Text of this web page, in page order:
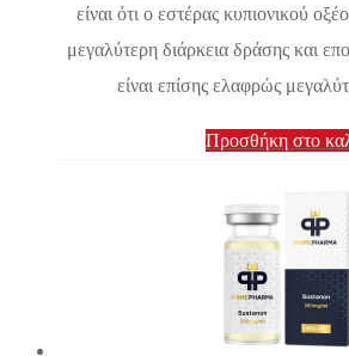
είναι ότι ο εστέρας κυπιονικού
μεγαλύτερη διάρκεια δράσης και
είναι επίσης ελαφρώς
Προσθήκη στο